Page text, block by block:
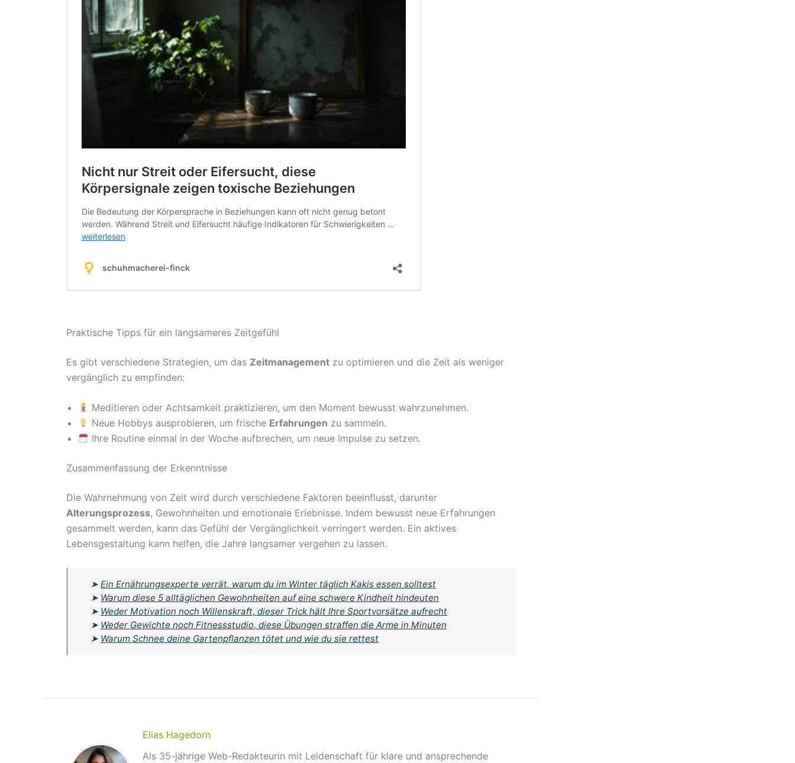
Praktische Tipps für ein langsameres Zeitgefühl
Es gibt verschiedene Strategien, um das Zeitmanagement zu optimieren und die Zeit als weniger
vergänglich zu empfinden:
Meditieren oder Achtsamkeit praktizieren, um den Moment bewusst wahrzunehmen.
Neue Hobbys ausprobieren, um frische Erfahrungen zu sammeln.
Ihre Routine einmal in der Woche aufbrechen, um neue Impulse zu setzen.
Zusammenfassung der Erkenntnisse
Die Wahrnehmung von Zeit wird durch verschiedene Faktoren beeinflusst, darunter
Alterungsprozess, Gewohnheiten und emotionale Erlebnisse. Indem bewusst neue Erfahrungen
gesammelt werden, kann das Gefühl der Vergänglichkeit verringert werden. Ein aktives
Lebensgestaltung kann helfen, die Jahre langsamer vergehen zu lassen.
➤Ein Ernährungsexperte verrät, warum du im Winter täglich Kakis essen solltest
➤ Warum diese 5 alltäglichen Gewohnheiten auf eine schwere Kindheit hindeuten
➤ Weder Motivation noch Willenskraft, dieser Trick hält Ihre Sportvorsätze aufrecht
➤ Weder Gewichte noch Fitnessstudio, diese Übungen straffen die Arme in Minuten
➤ Warum Schnee deine Gartenpflanzen tötet und wie du sie rettest
Elias Hagedorn
Als 35-jährige Web-Redakteurin mit Leidenschaft für klare und ansprechende